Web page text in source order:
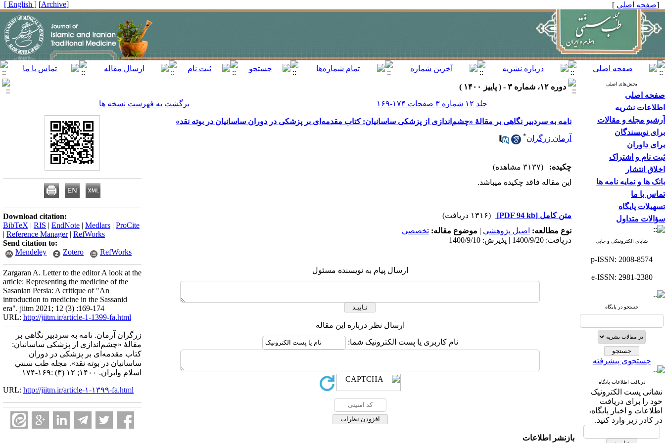
[صفحه اصلی ]
[
Archive
]
[ English ]
بخش‌های اصلی
صفحه اصلی
اطلاعات نشریه
آرشیو مجله و مقالات
برای نویسندگان
برای داوران
ثبت نام و اشتراک
اخلاق انتشار
بانک ها و نمایه نامه ها
تماس با ما
تسهیلات پایگاه
سؤالات متداول
شاپای الکترونیکی و چاپی
p-ISSN: 2008-8574
e-ISSN: 2981-2380
جستجو در پایگاه
جستجوی پیشرفته
دریافت اطلاعات پایگاه
نشانی پست الکترونیک
خود را برای دریافت
اطلاعات و اخبار پایگاه،
در کادر زیر وارد کنید.
دوره ۱۲، شماره ۳ - ( پاييز ۱۴۰۰ )
جلد ۱۲ شماره ۳ صفحات ۱۷۴-۱۶۹
برگشت به فهرست نسخه ها
نامه به سردبیر نگاهی بر مقالۀ «چشم‌اندازی از پزشکی ساسانیان: کتاب مقدمه‌ای بر پزشکی در دوران ساسانیان در بوته نقد»
آرمان زرگران*
چکیده:
(۳۱۳۷ مشاهده)
این مقاله فاقد چکیده می​باشد.
متن کامل [PDF 94 kb]
(۱۳۱۶ دریافت)
نوع مطالعه: اصيل پژوهشي | موضوع مقاله: تخصصي
دریافت: 1400/9/20 | پذیرش: 1400/9/10
ارسال پیام به نویسنده مسئول
ارسال نظر درباره این مقاله
نام کاربری یا پست الکترونیک شما:
Download citation:
BibTeX | RIS | EndNote | Medlars | ProCite
| Reference Manager| RefWorks
Send citation to:
Mendeley
Zotero RefWorks
Zargaran A. Letter to the editor A look at the
article: Representing the medicine of the
Sasanian Persia: A critique of "An
introduction to medicine in the Sassanid
era". jiitm 2021; 12 (3) :169-174
URL: http://jiitm.ir/article-1-1399-fa.html
زرگران آرمان. نامه به سردبیر نگاهی بر
مقالۀ «چشم‌اندازی از پزشکی ساسانیان:
کتاب مقدمه‌ای بر پزشکی در دوران
ساسانیان در بوته نقد». مجله طب سنتي
اسلام وايران. ۱۴۰۰; ۱۲ (۳) :۱۶۹-۱۷۴
URL: http://jiitm.ir/article-۱-۱۳۹۹-fa.html
بازنشر اطلاعات